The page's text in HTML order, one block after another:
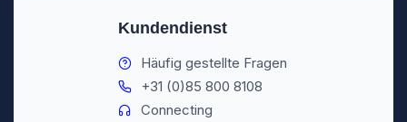
Kundendienst
Häufig gestellte Fragen
+31 (0)85 800 8108
Connecting